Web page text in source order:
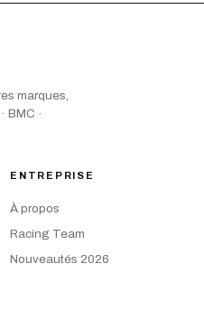
marques,
BMC ·
ENTREPRISE
À propos
Racing Team
Nouveautés 2026